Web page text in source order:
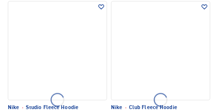
Nike · Studio Fleece Hoodie
Nike · Club Fleece Hoodie